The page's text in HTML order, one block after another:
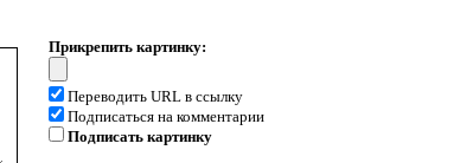
Прикрепить картинку:
Переводить URL в ссылку
Подписаться на комментарии
Подписать картинку